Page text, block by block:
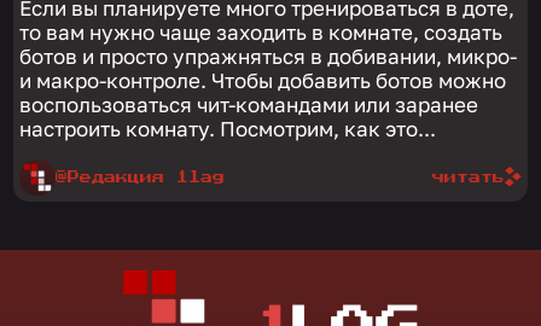
Если вы планируете много тренироваться в доте,
то вам нужно чаще заходить в комнате, создать
ботов и просто упражняться в добивании, микро-
и макро-контроле. Чтобы добавить ботов можно
воспользоваться чит-командами или заранее
настроить комнату. Посмотрим, как это...
@Редакция 1lag читать